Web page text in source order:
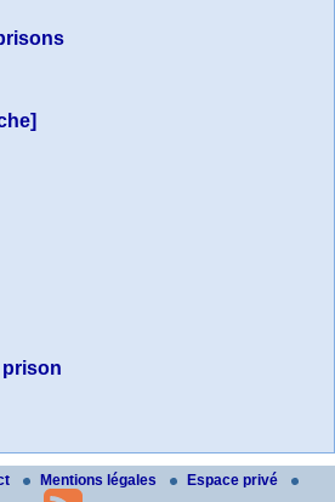
prison
Mentions légales Espace privé